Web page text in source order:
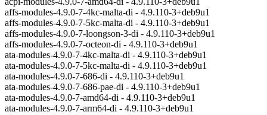
affs-modules-4.9.0-7-4kc-malta-di - 4.9.110-3+deb9u1
affs-modules-4.9.0-7-5kc-malta-di - 4.9.110-3+deb9u1
affs-modules-4.9.0-7-loongson-3-di - 4.9.110-3+deb9u1
affs-modules-4.9.0-7-octeon-di - 4.9.110-3+deb9u1
ata-modules-4.9.0-7-4kc-malta-di - 4.9.110-3+deb9u1
ata-modules-4.9.0-7-5kc-malta-di - 4.9.110-3+deb9u1
ata-modules-4.9.0-7-686-di - 4.9.110-3+deb9u1
ata-modules-4.9.0-7-686-pae-di - 4.9.110-3+deb9u1
ata-modules-4.9.0-7-amd64-di - 4.9.110-3+deb9u1
ata-modules-4.9.0-7-arm64-di - 4.9.110-3+deb9u1